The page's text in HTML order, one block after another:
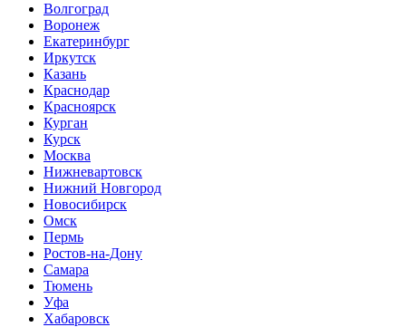
Волгоград
Воронеж
Екатеринбург
Иркутск
Казань
Краснодар
Красноярск
Курган
Курск
Москва
Нижневартовск
Нижний Новгород
Новосибирск
Омск
Пермь
Ростов-на-Дону
Самара
Тюмень
Уфа
Хабаровск